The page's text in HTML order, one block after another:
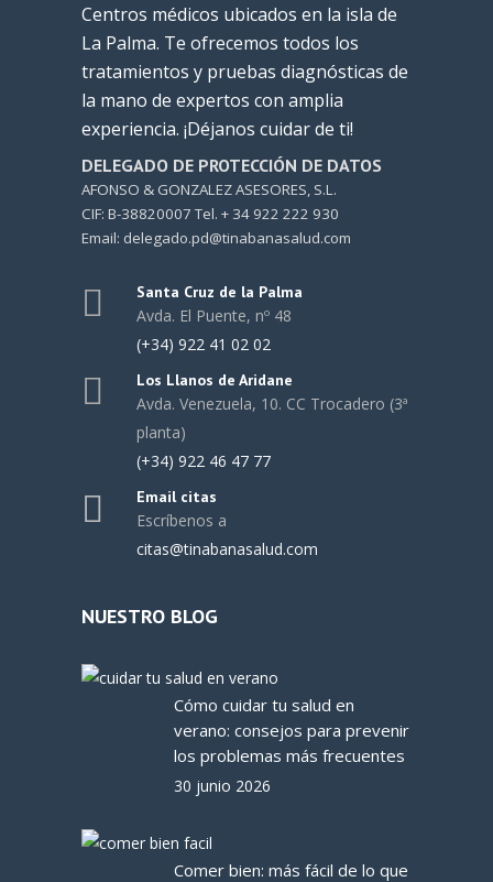
Centros médicos ubicados en la isla de
La Palma. Te ofrecemos todos los
tratamientos y pruebas diagnósticas de
la mano de expertos con amplia
experiencia. ¡Déjanos cuidar de ti!
DELEGADO DE PROTECCIÓN DE DATOS
AFONSO & GONZALEZ ASESORES, S.L.
CIF: B-38820007 Tel. + 34 922 222 930
Email: delegado.pd@tinabanasalud.com
Santa Cruz de la Palma
Avda. El Puente, nº 48
(+34) 922 41 02 02
Los Llanos de Aridane
Avda. Venezuela, 10. CC Trocadero (3ª
planta)
(+34) 922 46 47 77
Email citas
Escríbenos a
citas@tinabanasalud.com
NUESTRO BLOG
Cómo cuidar tu salud en
verano: consejos para prevenir
los problemas más frecuentes
30 junio 2026
Comer bien: más fácil de lo que